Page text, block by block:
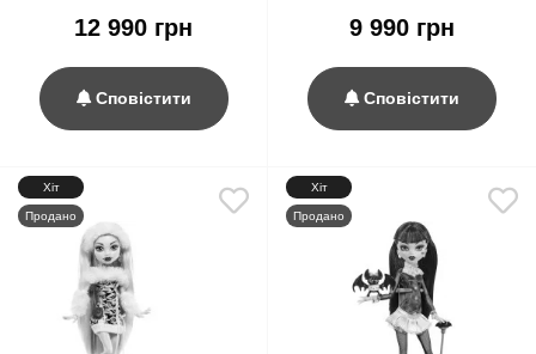
Creeproduction G1 (HRP86)
12 990 грн
Сповістити
9 990 грн
Сповістити
Хіт
Продано
Хіт
Продано